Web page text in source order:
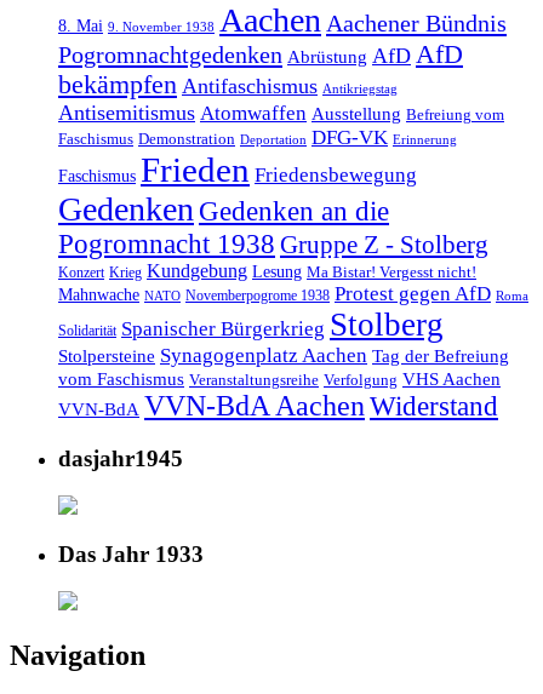
8. Mai 9. November 1938 Aachen Aachener Bündnis
Pogromnachtgedenken Abrüstung AfD AfD
bekämpfen Antifaschismus Antikriegstag
Antisemitismus Atomwaffen Ausstellung Befreiung vom
Faschismus Demonstration Deportation DFG-VK Erinnerung
Faschismus Frieden Friedensbewegung
Gedenken Gedenken an die
Pogromnacht 1938 Gruppe Z - Stolberg
Konzert Krieg Kundgebung Lesung Ma Bistar! Vergesst nicht!
Mahnwache NATO Novemberpogrome 1938 Protest gegen AfD Roma
Solidarität Spanischer Bürgerkrieg Stolberg
Stolpersteine Synagogenplatz Aachen Tag der Befreiung
vom Faschismus Veranstaltungsreihe Verfolgung VHS Aachen
VVN-BdA VVN-BdA AachenWiderstand
dasjahr1945
Das Jahr 1933
Navigation